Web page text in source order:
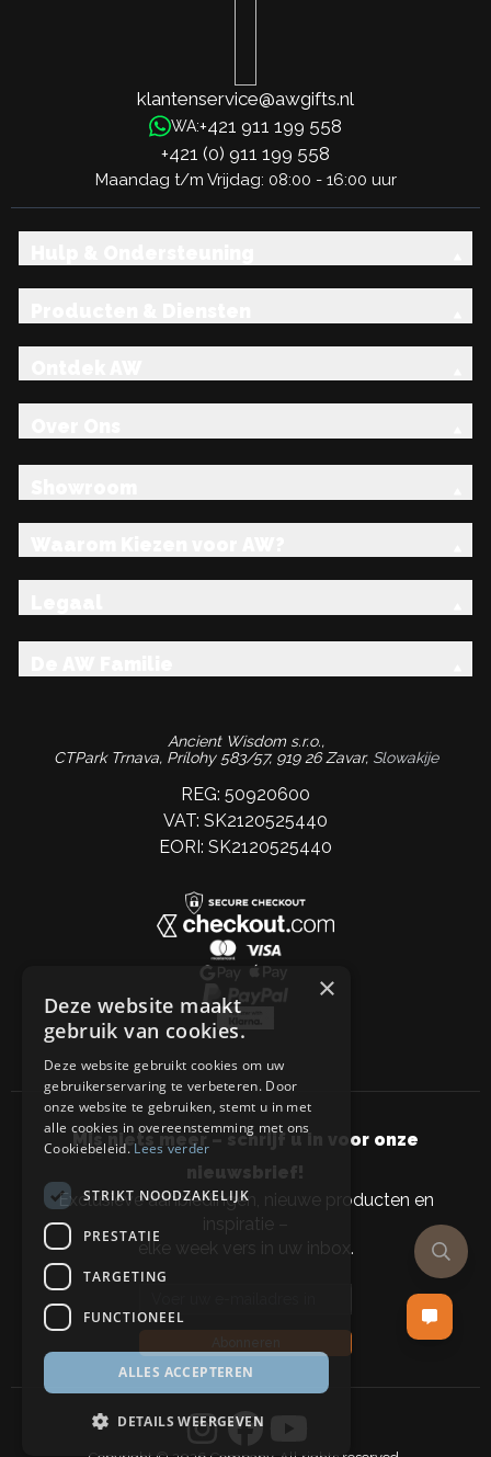
klantenservice@awgifts.nl
WA:+421 911 199 558
+421 (0) 911 199 558
Maandag t/m Vrijdag: 08:00 - 16:00 uur
Ancient Wisdom s.r.o.,
CTPark Trnava, Prílohy 583/57, 919 26 Zavar, Slowakije
REG: 50920600
VAT: SK2120525440
EORI: SK2120525440
Mis niets meer – schrijf u in voor onze
nieuwsbrief!
Exclusieve aanbiedingen, nieuwe producten en
inspiratie –
elke week vers in uw inbox.
×
Deze website maakt
gebruik van cookies.
Deze website gebruikt cookies om uw
gebruikerservaring te verbeteren. Door
onze website te gebruiken, stemt u in met
alle cookies in overeenstemming met ons
Cookiebeleid.Lees verder
STRIKT NOODZAKELIJK
PRESTATIE
TARGETING
FUNCTIONEEL
ALLES ACCEPTEREN
DETAILS WEERGEVEN